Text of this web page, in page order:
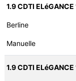
1.9 CDTI
Berline
Manuelle
1.9 CDTI